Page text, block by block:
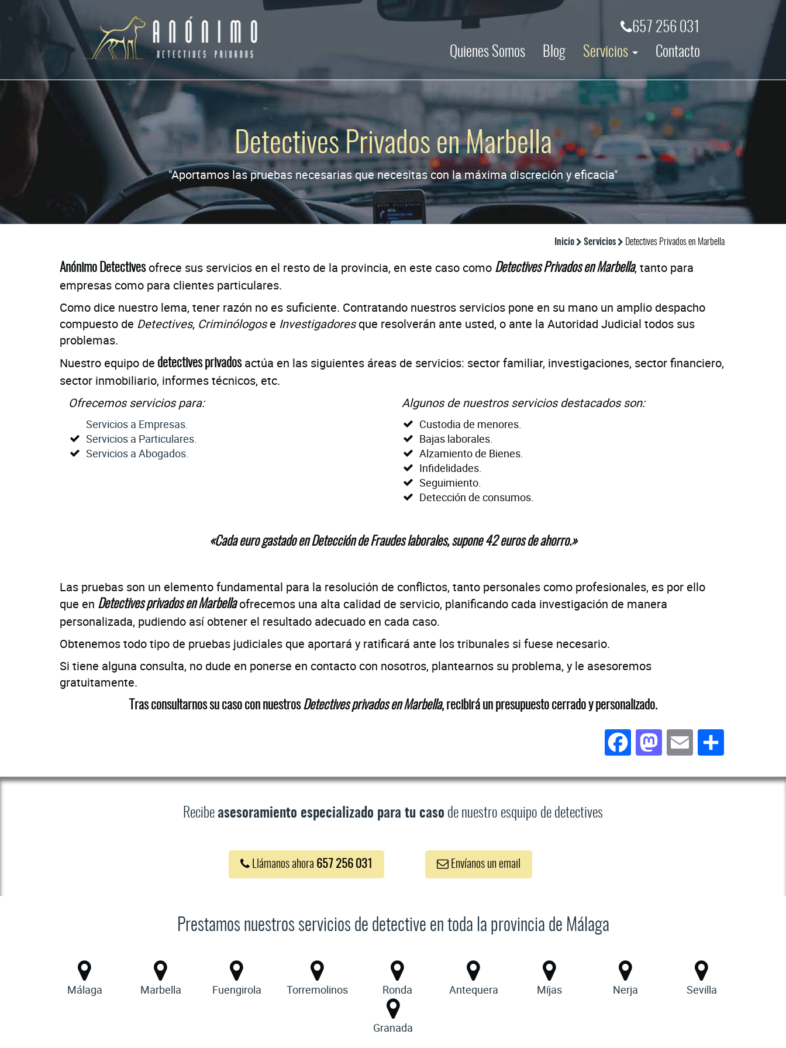
657 256 031
Quienes Somos
Blog Servicios Contacto
Detectives Privados en Marbella
"Aportamos las pruebas necesarias que necesitas con la máxima discreción y eficacia"
Inicio Servicios Detectives Privados en Marbella
Anónimo Detectivesofrece sus servicios en el resto de la provincia, en este caso como Detectives Privados en Marbella, tanto para
empresas como para clientes particulares.
Como dice nuestro lema, tener razón no es suficiente. Contratando nuestros servicios pone en su mano un amplio despacho
compuesto de Detectives, Criminólogose Investigadoresque resolverán ante usted, o ante la Autoridad Judicial todos sus
problemas.
Nuestro equipo de detectives privadosactúa en las siguientes áreas de servicios: sector familiar, investigaciones, sector financiero,
sector inmobiliario, informes técnicos, etc.
Ofrecemos servicios para:
Servicios a Empresas.
Servicios a Particulares.
Servicios a Abogados.
Algunos de nuestros servicios destacados son:
Custodia de menores.
Bajas laborales.
Alzamiento de Bienes.
Infidelidades.
Seguimiento.
Detección de consumos.
«Cada euro gastado en Detección de Fraudes laborales, supone 42 euros de ahorro.»
Las pruebas son un elemento fundamental para la resolución de conflictos, tanto personales como profesionales, es por ello
que en Detectives privados en Marbellaofrecemos una alta calidad de servicio, planificando cada investigación de manera
personalizada, pudiendo así obtener el resultado adecuado en cada caso.​
Obtenemos todo tipo de pruebas judiciales que aportará y ratificará ante los tribunales si fuese necesario.
Si tiene alguna consulta, no dude en ponerse en contacto con nosotros, plantearnos su problema, y le asesoremos
gratuitamente.
Tras consultarnos su caso con nuestrosDetectives privados en Marbella, recibirá un presupuesto cerrado y personalizado.
Facebook
Mastodon
Email
Recibe asesoramiento especializado para tu caso de nuestro esquipo de detectives
Llámanos ahora 657 256 031 Envíanos un email
Prestamos nuestros servicios de detective en toda la provincia de Málaga
Málaga Marbella Fuengirola Torremolinos Ronda Antequera Míjas Nerja Sevilla
Granada